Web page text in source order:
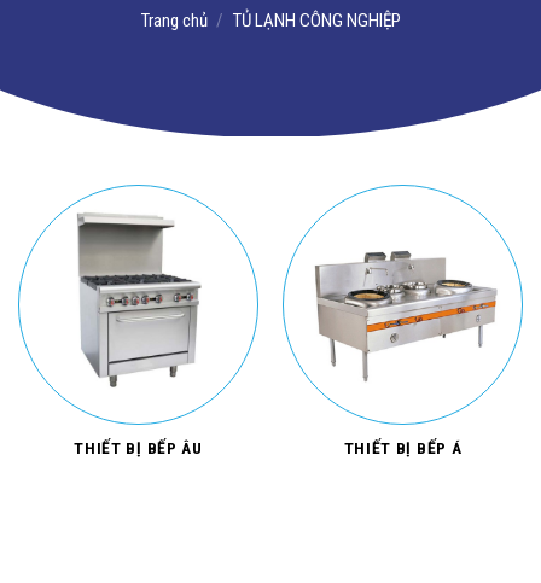
Trang chủ / TỦ LẠNH CÔNG NGHIỆP
THIẾT BỊ BẾP ÂU THIẾT BỊ BẾP Á